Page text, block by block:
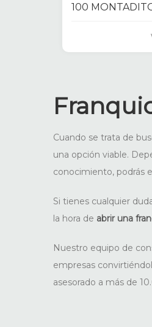
100
Cuando se trata de
una opción viable.
conocimiento, podrás
Si tienes cualquier
la hora de abrir una
Nuestro equipo de
empresas
asesorado a más de